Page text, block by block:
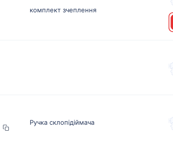
комплект зчеплення
Ручка склопідіймача